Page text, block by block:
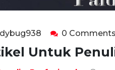
0 Comments
Untuk